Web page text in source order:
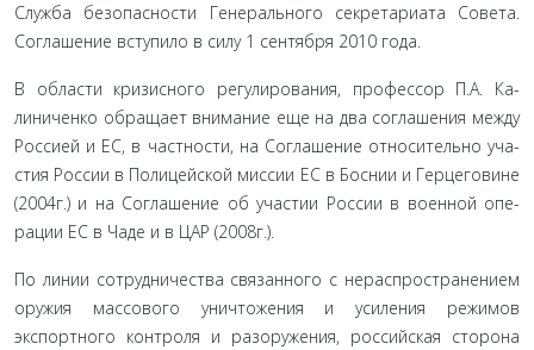
Служба безопасности Генерального секретариата Совета.
Соглашение вступило в силу 1 сентября 2010 года.
В области кризисного регулирования, профессор П.А. Ка­
линиченко обращает внимание еще на два соглашения между
Россией и ЕС, в частности, на Соглашение относительно уча­
стия России в Полицейской миссии ЕС в Боснии и Герцегови­не
(2004г.) и на Соглашение об участии России в военной опе­
рации ЕС в Чаде и в ЦАР (2008г.).
По линии сотрудничества связанного с нераспростране­нием
оружия массового уничтожения и усиления режимов
экспортного контроля и разоружения, российская сторона